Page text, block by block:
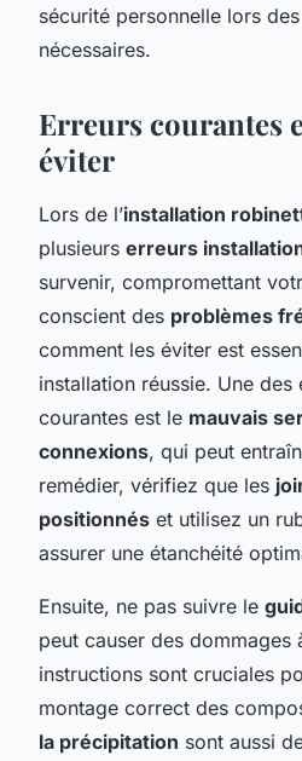
sécurité personnelle lors
nécessaires.
Erreurs courantes
éviter
Lors de l’installation
plusieurs erreurs
survenir, compromettant
conscient des problèmes
comment les éviter est
installation réussie. Une des
courantes est le mauvais
connexions, qui peut
remédier, vérifiez que les
positionnés et utilisez un
assurer une étanchéité
Ensuite, ne pas suivre le
peut causer des dommages
instructions sont cruciales
montage correct des
la précipitation sont aussi